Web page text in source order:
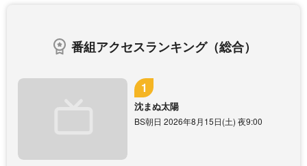
番組アクセスランキング（総合）
沈まぬ太陽
BS朝日 2026年8月15日(土) 夜9:00